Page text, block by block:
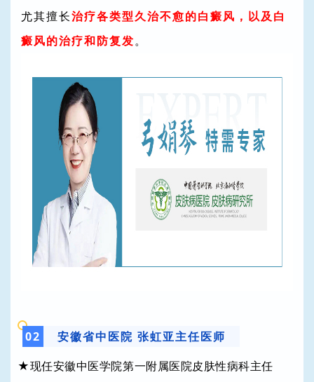
尤其擅长治疗各类型久治不愈的白癜风，以及白
癜风的治疗和防复发。
02
安徽省中医院 张虹亚主任医师
★现任安徽中医学院第一附属医院皮肤性病科主任